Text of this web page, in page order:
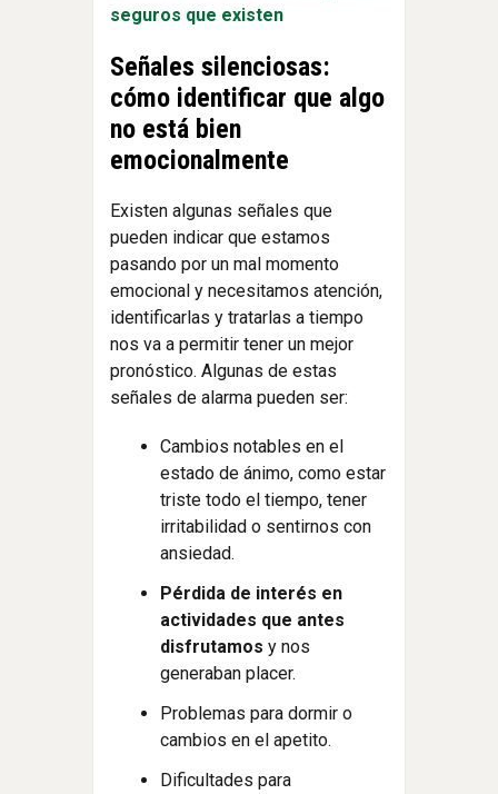
seguros que existen
Señales silenciosas:
cómo identificar que algo
no está bien
emocionalmente
Existen algunas señales que
pueden indicar que estamos
pasando por un mal momento
emocional y necesitamos atención,
identificarlas y tratarlas a tiempo
nos va a permitir tener un mejor
pronóstico. Algunas de estas
señales de alarma pueden ser:
Cambios notables en el
estado de ánimo, como estar
triste todo el tiempo, tener
irritabilidad o sentirnos con
ansiedad.
Pérdida de interés en
actividades que antes
disfrutamos y nos
generaban placer.
Problemas para dormir o
cambios en el apetito.
Dificultades para